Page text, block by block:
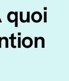
quoi